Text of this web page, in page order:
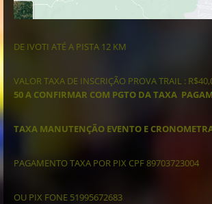
DE IVOTI ATÉ A PISTA 12 KM
VALOR TAXA DE INSCRIÇÃO PROVA TRAIL :
50 A CONFIRMAR COM PGTO DA TAXA PAGAM
TAXA MANUTENÇÃO EVENTO E
PAGAMENTO TAXA POR PIX CPF 89703723004
OU PIX FONE 51995672683